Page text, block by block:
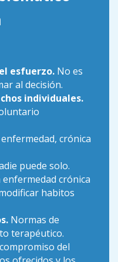
esfuerzo. No es
al decisión.
individuales.
crónica
puede solo.
enfermedad crónica
habitos
Normas de
terapéutico.
del